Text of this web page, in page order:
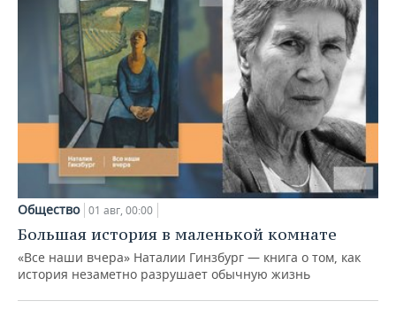
Общество 01 авг, 00:00
Большая история в маленькой комнате
«Все наши вчера» Наталии Гинзбург — книга о том, как
история незаметно разрушает обычную жизнь